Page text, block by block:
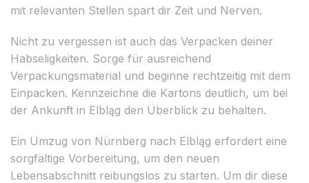
mit relevanten Stellen spart dir Zeit und Nerven.
Nicht zu vergessen ist auch das Verpacken deiner
Habseligkeiten. Sorge für ausreichend
Verpackungsmaterial und beginne rechtzeitig mit dem
Einpacken. Kennzeichne die Kartons deutlich, um bei
der Ankunft in Elbląg den Überblick zu behalten.
Ein Umzug von Nürnberg nach Elbląg erfordert eine
sorgfältige Vorbereitung, um den neuen
Lebensabschnitt reibungslos zu starten. Um dir diese